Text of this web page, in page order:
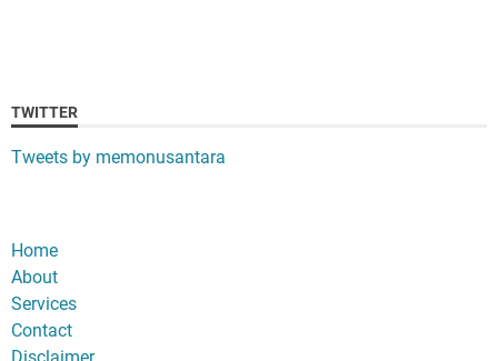
TWITTER
Tweets by memonusantara
Home
About
Services
Contact
Disclaimer